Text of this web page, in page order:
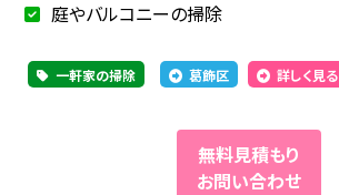
庭やバルコニーの掃除
一軒家の掃除 葛飾区 詳しく見る
無料見積もり
お問い合わせ